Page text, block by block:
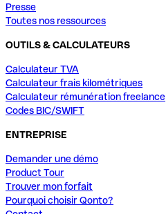
Presse
Toutes nos ressources
OUTILS & CALCULATEURS
Calculateur TVA
Calculateur frais kilométriques
Calculateur rémunération freelance
Codes BIC/SWIFT
ENTREPRISE
Demander une démo
Product Tour
Trouver mon forfait
Pourquoi choisir Qonto?